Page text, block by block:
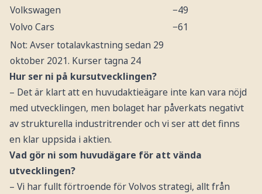
Volkswagen
−49
Volvo Cars
−61
Not: Avser totalavkastning sedan 29
oktober 2021. Kurser tagna 24
februari 2026.
Källa: Infront, Factset.
Hur ser ni på kursutvecklingen?
– Det är klart att en huvudaktieägare inte kan vara nöjd
med utvecklingen, men bolaget har påverkats negativt
av strukturella industritrender och vi ser att det finns
en klar uppsida i aktien.
Vad gör ni som huvudägare för att vända
utvecklingen?
– Vi har fullt förtroende för Volvos strategi, allt från